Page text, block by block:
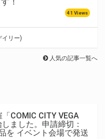
41 Views
イリー)
人気の記事一覧へ
COMIC CITY VEGA
ました。申請締切：
を イベント会場で発送